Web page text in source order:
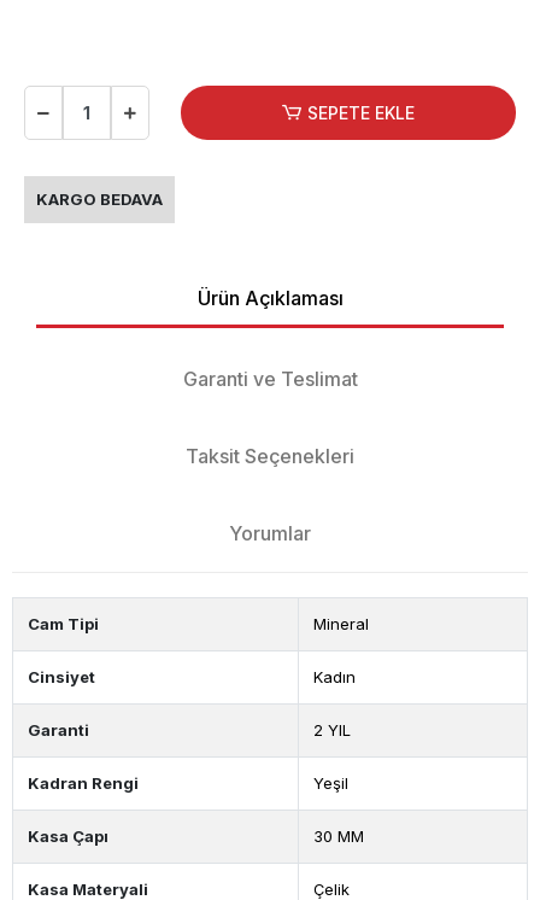
SEPETE EKLE
KARGO BEDAVA
Ürün Açıklaması
Garanti ve Teslimat
Taksit Seçenekleri
Yorumlar
Cam Tipi Mineral
Cinsiyet Kadın
Garanti 2 YIL
Kadran Rengi Yeşil
Kasa Çapı 30 MM
Kasa Materyali Çelik